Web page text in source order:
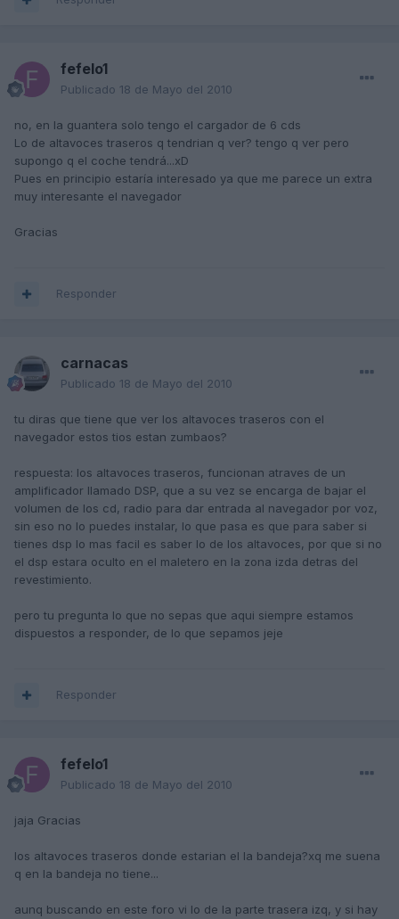
fefelo1
Publicado 18 de Mayo del 2010
no, en la guantera solo tengo el cargador de 6 cds
Lo de altavoces traseros q tendrian q ver? tengo q ver pero
supongo q el coche tendrá...xD
Pues en principio estaría interesado ya que me parece un extra
muy interesante el navegador
Gracias
Responder
carnacas
Publicado 18 de Mayo del 2010
tu diras que tiene que ver los altavoces traseros con el
navegador estos tios estan zumbaos?
respuesta: los altavoces traseros, funcionan atraves de un
amplificador llamado DSP, que a su vez se encarga de bajar el
volumen de los cd, radio para dar entrada al navegador por voz,
sin eso no lo puedes instalar, lo que pasa es que para saber si
tienes dsp lo mas facil es saber lo de los altavoces, por que si no
el dsp estara oculto en el maletero en la zona izda detras del
revestimiento.
pero tu pregunta lo que no sepas que aqui siempre estamos
dispuestos a responder, de lo que sepamos jeje
Responder
fefelo1
Publicado 18 de Mayo del 2010
jaja Gracias
los altavoces traseros donde estarian el la bandeja?xq me suena
q en la bandeja no tiene...
aunq buscando en este foro vi lo de la parte trasera izq, y si hay